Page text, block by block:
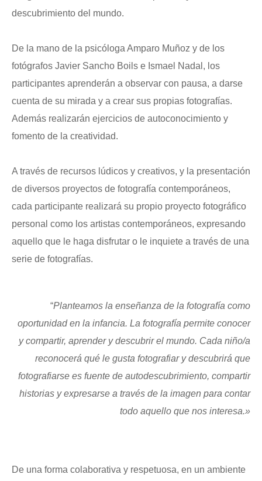
descubrimiento del mundo.
De la mano de la psicóloga Amparo Muñoz y de los
fotógrafos Javier Sancho Boils e Ismael Nadal, los
participantes aprenderán a observar con pausa, a darse
cuenta de su mirada y a crear sus propias fotografías.
Además realizarán ejercicios de autoconocimiento y
fomento de la creatividad.
A través de recursos lúdicos y creativos, y la presentación
de diversos proyectos de fotografía contemporáneos,
cada participante realizará su propio proyecto fotográfico
personal como los artistas contemporáneos, expresando
aquello que le haga disfrutar o le inquiete a través de una
serie de fotografías.
“Planteamos la enseñanza de la fotografía como
oportunidad en la infancia. La fotografía permite conocer
y compartir, aprender y descubrir el mundo. Cada niño/a
reconocerá qué le gusta fotografiar y descubrirá que
fotografiarse es fuente de autodescubrimiento, compartir
historias y expresarse a través de la imagen para contar
todo aquello que nos interesa.»
De una forma colaborativa y respetuosa, en un ambiente